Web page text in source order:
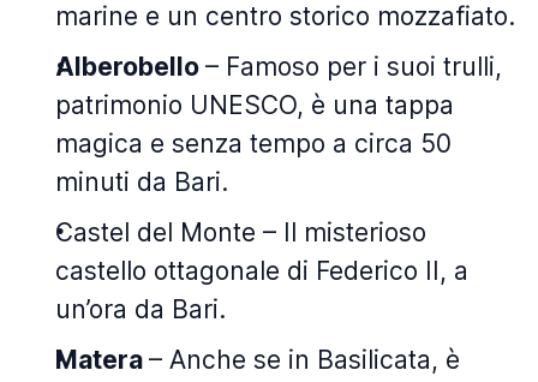
marine e un centro storico mozzafiato.
Alberobello – Famoso per i suoi trulli,
patrimonio UNESCO, è una tappa
magica e senza tempo a circa 50
minuti da Bari.
Castel del Monte – Il misterioso
castello ottagonale di Federico II, a
un’ora da Bari.
Matera – Anche se in Basilicata, è